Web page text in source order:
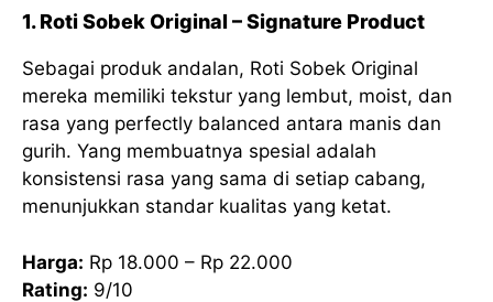
1. Roti Sobek Original – Signature Product
Sebagai produk andalan, Roti Sobek Original
mereka memiliki tekstur yang lembut, moist, dan
rasa yang perfectly balanced antara manis dan
gurih. Yang membuatnya spesial adalah
konsistensi rasa yang sama di setiap cabang,
menunjukkan standar kualitas yang ketat.
Harga: Rp 18.000 – Rp 22.000
Rating: 9/10